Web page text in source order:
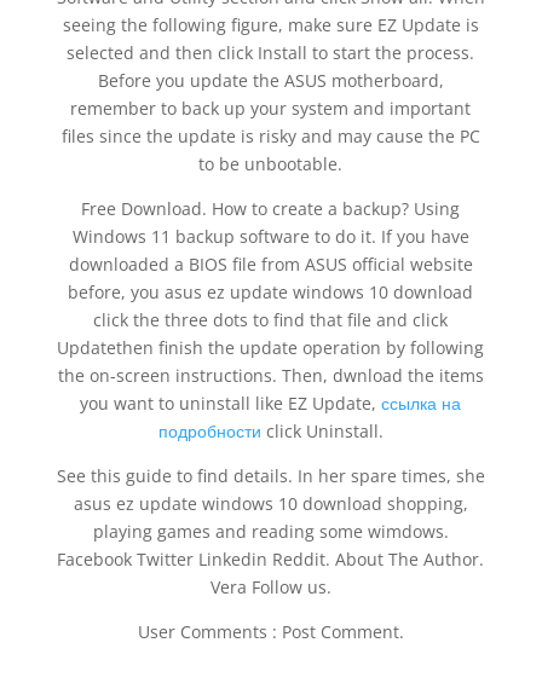
seeing the following figure, make sure EZ Update is
selected and then click Install to start the process.
Before you update the ASUS motherboard,
remember to back up your system and important
files since the update is risky and may cause the PC
to be unbootable.
Free Download. How to create a backup? Using
Windows 11 backup software to do it. If you have
downloaded a BIOS file from ASUS official website
before, you asus ez update windows 10 download
click the three dots to find that file and click
Updatethen finish the update operation by following
the on-screen instructions. Then, dwnload the items
you want to uninstall like EZ Update,ссылка на
подробности click Uninstall.
See this guide to find details. In her spare times, she
asus ez update windows 10 download shopping,
playing games and reading some wimdows.
Facebook Twitter Linkedin Reddit. About The Author.
Vera Follow us.
User Comments : Post Comment.